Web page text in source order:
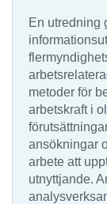
En utredning
metoder för
arbetskraft i
ansökningar
arbete att
utnyttjande.